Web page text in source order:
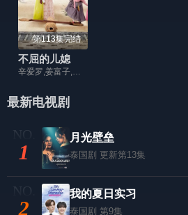
第113集完结
不屈的儿媳
辛爱罗,姜富子,金宝妍,林艺珍,朴允载
最新电视剧
1
月光壁垒
泰国剧 更新第13集
2
我的夏日实习
泰国剧 第9集